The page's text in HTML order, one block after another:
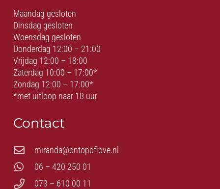
Maandag gesloten
Dinsdag gesloten
Woensdag gesloten
Donderdag 12:00 – 21:00
Vrijdag 12:00 – 18:00
Zaterdag 10:00 – 17:00*
Zondag 12:00 – 17:00*
*met uitloop naar 18 uur
Contact
miranda@ontopoflove.nl
06 – 420 250 01
073 – 610 00 11